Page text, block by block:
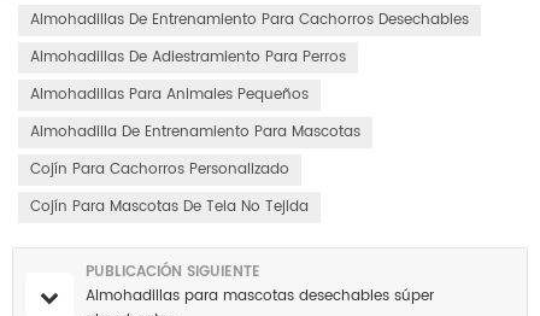
Almohadillas De Entrenamiento Para Cachorros Desechables
Almohadillas De Adiestramiento Para Perros
Almohadillas Para Animales Pequeños
Almohadilla De Entrenamiento Para Mascotas
Cojín Para Cachorros Personalizado
Cojín Para Mascotas De Tela No Tejida
PUBLICACIÓN SIGUIENTE
Almohadillas para mascotas desechables súper